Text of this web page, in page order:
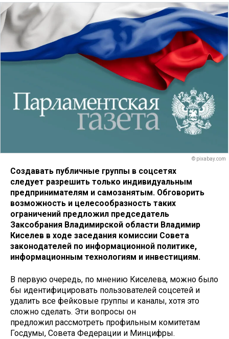
© pixabay.com
Создавать публичные группы в соцсетях
следует разрешить только индивидуальным
предпринимателям и самозанятым. Обговорить
возможность и целесообразность таких
ограничений предложил председатель
Заксобрания Владимирской области Владимир
Киселев в ходе заседания комиссии Совета
законодателей по информационной политике,
информационным технологиям и инвестициям.
В первую очередь, по мнению Киселева, можно было
бы идентифицировать пользователей соцсетей и
удалить все фейковые группы и каналы, хотя это
сложно сделать. Эти вопросы он
предложил рассмотреть профильным комитетам
Госдумы, Совета Федерации и Минцифры.